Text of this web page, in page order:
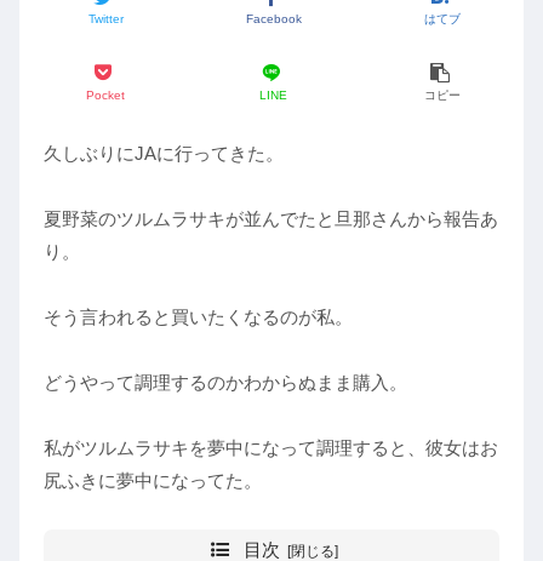
Twitter Facebook はてブ
Pocket LINE コピー
久しぶりにJAに行ってきた。
夏野菜のツルムラサキが並んでたと旦那さんから報告あ
り。
そう言われると買いたくなるのが私。
どうやって調理するのかわからぬまま購入。
私がツルムラサキを夢中になって調理すると、彼女はお
尻ふきに夢中になってた。
目次